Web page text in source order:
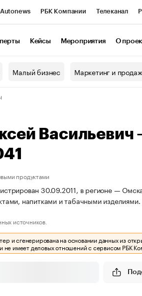
Autonews РБК Компании Телеканал
Кейсы Мероприятия О
Малый бизнес Маркетинг и
продуктами
30.09.2011, в регионе —
напитками и табачными
источников.
и сгенерирована на основании данных из
не имеет деловых отношений с сервисом РБК